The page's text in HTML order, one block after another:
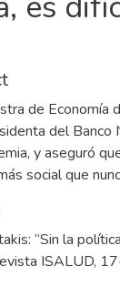
de Economía
del Banco
y aseguró
social que
“Sin la
ISALUD,